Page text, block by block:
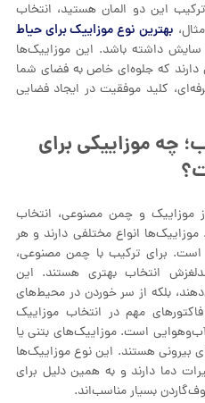
ترکیب این دو المان هستید، انتخاب
بهترین نوع موزاییک برای حیاط
سایش داشته باشد. این موزاییک‌ها
دارند که جلوه‌ای خاص به فضای شما
کلید موفقیت در ایجاد فضایی
چه موزاییکی برای
از موزاییک و چمن مصنوعی، انتخاب
انواع مختلفی دارند و هر
برای ترکیب با چمن مصنوعی،
انتخاب بهتری هستند. این
بلکه از سر خوردن در محیط‌های
مهم در انتخاب موزاییک
است. موزاییک‌های بتنی یا
بیرونی هستند. این نوع موزاییک‌ها
دما دارند و به همین دلیل برای
بسیار مناسب‌اند.